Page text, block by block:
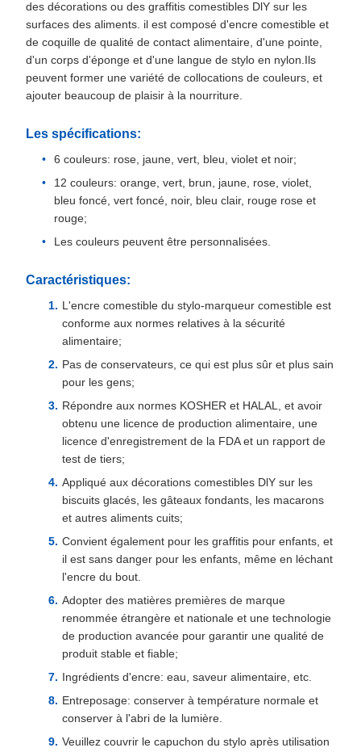
des décorations ou des graffitis comestibles DlY sur les
surfaces des aliments. il est composé d'encre comestible et
de coquille de qualité de contact alimentaire, d'une pointe,
d'un corps d'éponge et d'une langue de stylo en nylon.Ils
peuvent former une variété de collocations de couleurs, et
ajouter beaucoup de plaisir à la nourriture.
Les spécifications:
6 couleurs: rose, jaune, vert, bleu, violet et noir;
12 couleurs: orange, vert, brun, jaune, rose, violet,
bleu foncé, vert foncé, noir, bleu clair, rouge rose et
rouge;
Les couleurs peuvent être personnalisées.
Caractéristiques:
L'encre comestible du stylo-marqueur comestible est
conforme aux normes relatives à la sécurité
alimentaire;
Pas de conservateurs, ce qui est plus sûr et plus sain
pour les gens;
Répondre aux normes KOSHER et HALAL, et avoir
obtenu une licence de production alimentaire, une
licence d'enregistrement de la FDA et un rapport de
test de tiers;
Appliqué aux décorations comestibles DlY sur les
biscuits glacés, les gâteaux fondants, les macarons
et autres aliments cuits;
Convient également pour les graffitis pour enfants, et
il est sans danger pour les enfants, même en léchant
l'encre du bout.
Adopter des matières premières de marque
renommée étrangère et nationale et une technologie
de production avancée pour garantir une qualité de
produit stable et fiable;
Ingrédients d'encre: eau, saveur alimentaire, etc.
Entreposage: conserver à température normale et
conserver à l'abri de la lumière.
Veuillez couvrir le capuchon du stylo après utilisation